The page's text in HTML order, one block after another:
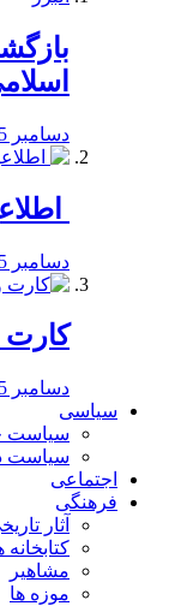
دسامبر 25, 2019
دسامبر 25, 2019
کارت
دسامبر 25, 2019
سیاسی
سیاست
سیاست
اجتماعی
فرهنگی
آثار
کتابخانه
مشاهیر
موزه ها